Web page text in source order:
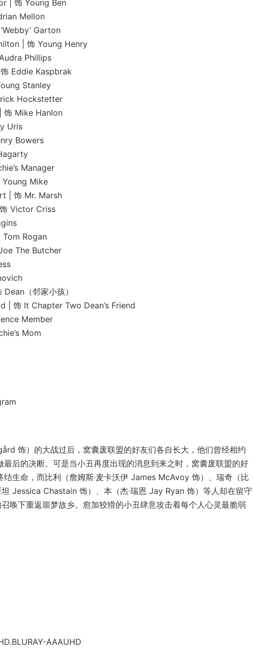
饰 Young Ben
Mellon
Garton
| 饰 Young Henry
Phillips
Kaspbrak
Stanley
Hockstetter
Mike Hanlon
Uris
Bowers
Manager
Mike
Mr. Marsh
Criss
Rogan
The Butcher
（邻家小孩）
Chapter Two Dean’s Friend
Member
Mom
饰）的大战过后，窝囊废联盟的好友们各自长大，他们曾经相约
后的决断。可是当小丑再度出现的消息到来之时，窝囊废联盟的好
生命，而比利（詹姆斯·麦卡沃伊 James McAvoy 饰）、瑞奇（比
Jessica Chastain 饰）、本（杰·瑞恩 Jay Ryan 饰）等人却在留守
唤下重返噩梦故乡。愈加狡猾的小丑肆意攻击着每个人心灵最脆弱
AAAUHD